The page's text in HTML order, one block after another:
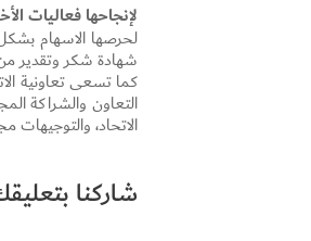
لإنجاحها فعاليات
لحرصها الاسهام
شهادة شكر وتقدير من
كما تسعى تعاونية
التعاون والشراكة
الاتحاد،
شاركنا